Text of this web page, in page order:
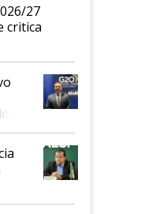
27
critica